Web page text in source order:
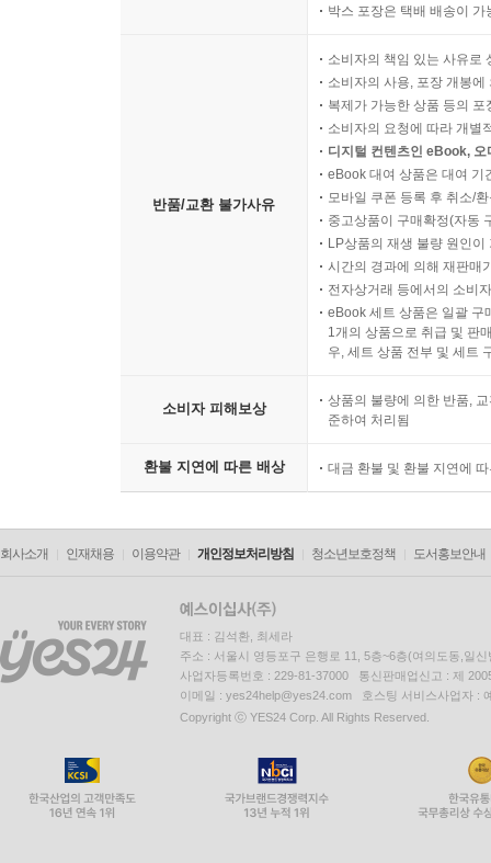
12장 미생물의 세계를 열다 343
보이지 않는 생명에 대한 가장 오래된 직관들 346
이슬람 황금기의 과학자들 348
18세기 자연 발생설과 생물 속생설의 대결 351
발효와 미생물, 파스퇴르 354
로베르트 코흐와 세균의 발견 359
페니실린의 발견 364
8권 생각하는 청소년을 위한 천문학의 역사 - 밤
10권 생각하는 청소년을 위한 현대생물학의 역사
박스 포장은 택배 배송이
반품/교환 불가사유
소비자의 책임 있는 사유로
소비자의 사용, 포장 개봉
복제가 가능한 상품 등의
소비자의 요청에 따라 개별
디지털 컨텐츠인 eBook,
eBook 대여 상품은 대여 기
모바일 쿠폰 등록 후 취소/
중고상품이 구매확정(자동
LP상품의 재생 불량 원인
시간의 경과에 의해 재판매
전자상거래 등에서의 소비
eBook 세트 상품은 일괄 구
1개의 상품으로 취급 및 판
우, 세트 상품 전부 및 세트
소비자 피해보상
상품의 불량에 의한 반품,
준하여 처리됨
환불 지연에 따른 배상 대금 환불 및 환불 지연에
회사소개 인재채용 이용약관 개인정보처리방침 청소년보호정책 도서홍보안내
대표 : 김석환, 최세라
주소 : 서울시 영등포구 은행로 11, 5층~6층(여의도동,일신
사업자등록번호 : 229-81-37000 통신판매업신고 : 제
이메일 : yes24help@yes24.com 호스팅 서비스사업자 :
Copyright ⓒ YES24 Corp. All Rights Reserved.